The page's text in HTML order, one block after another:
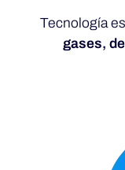
Tecnología
gases,